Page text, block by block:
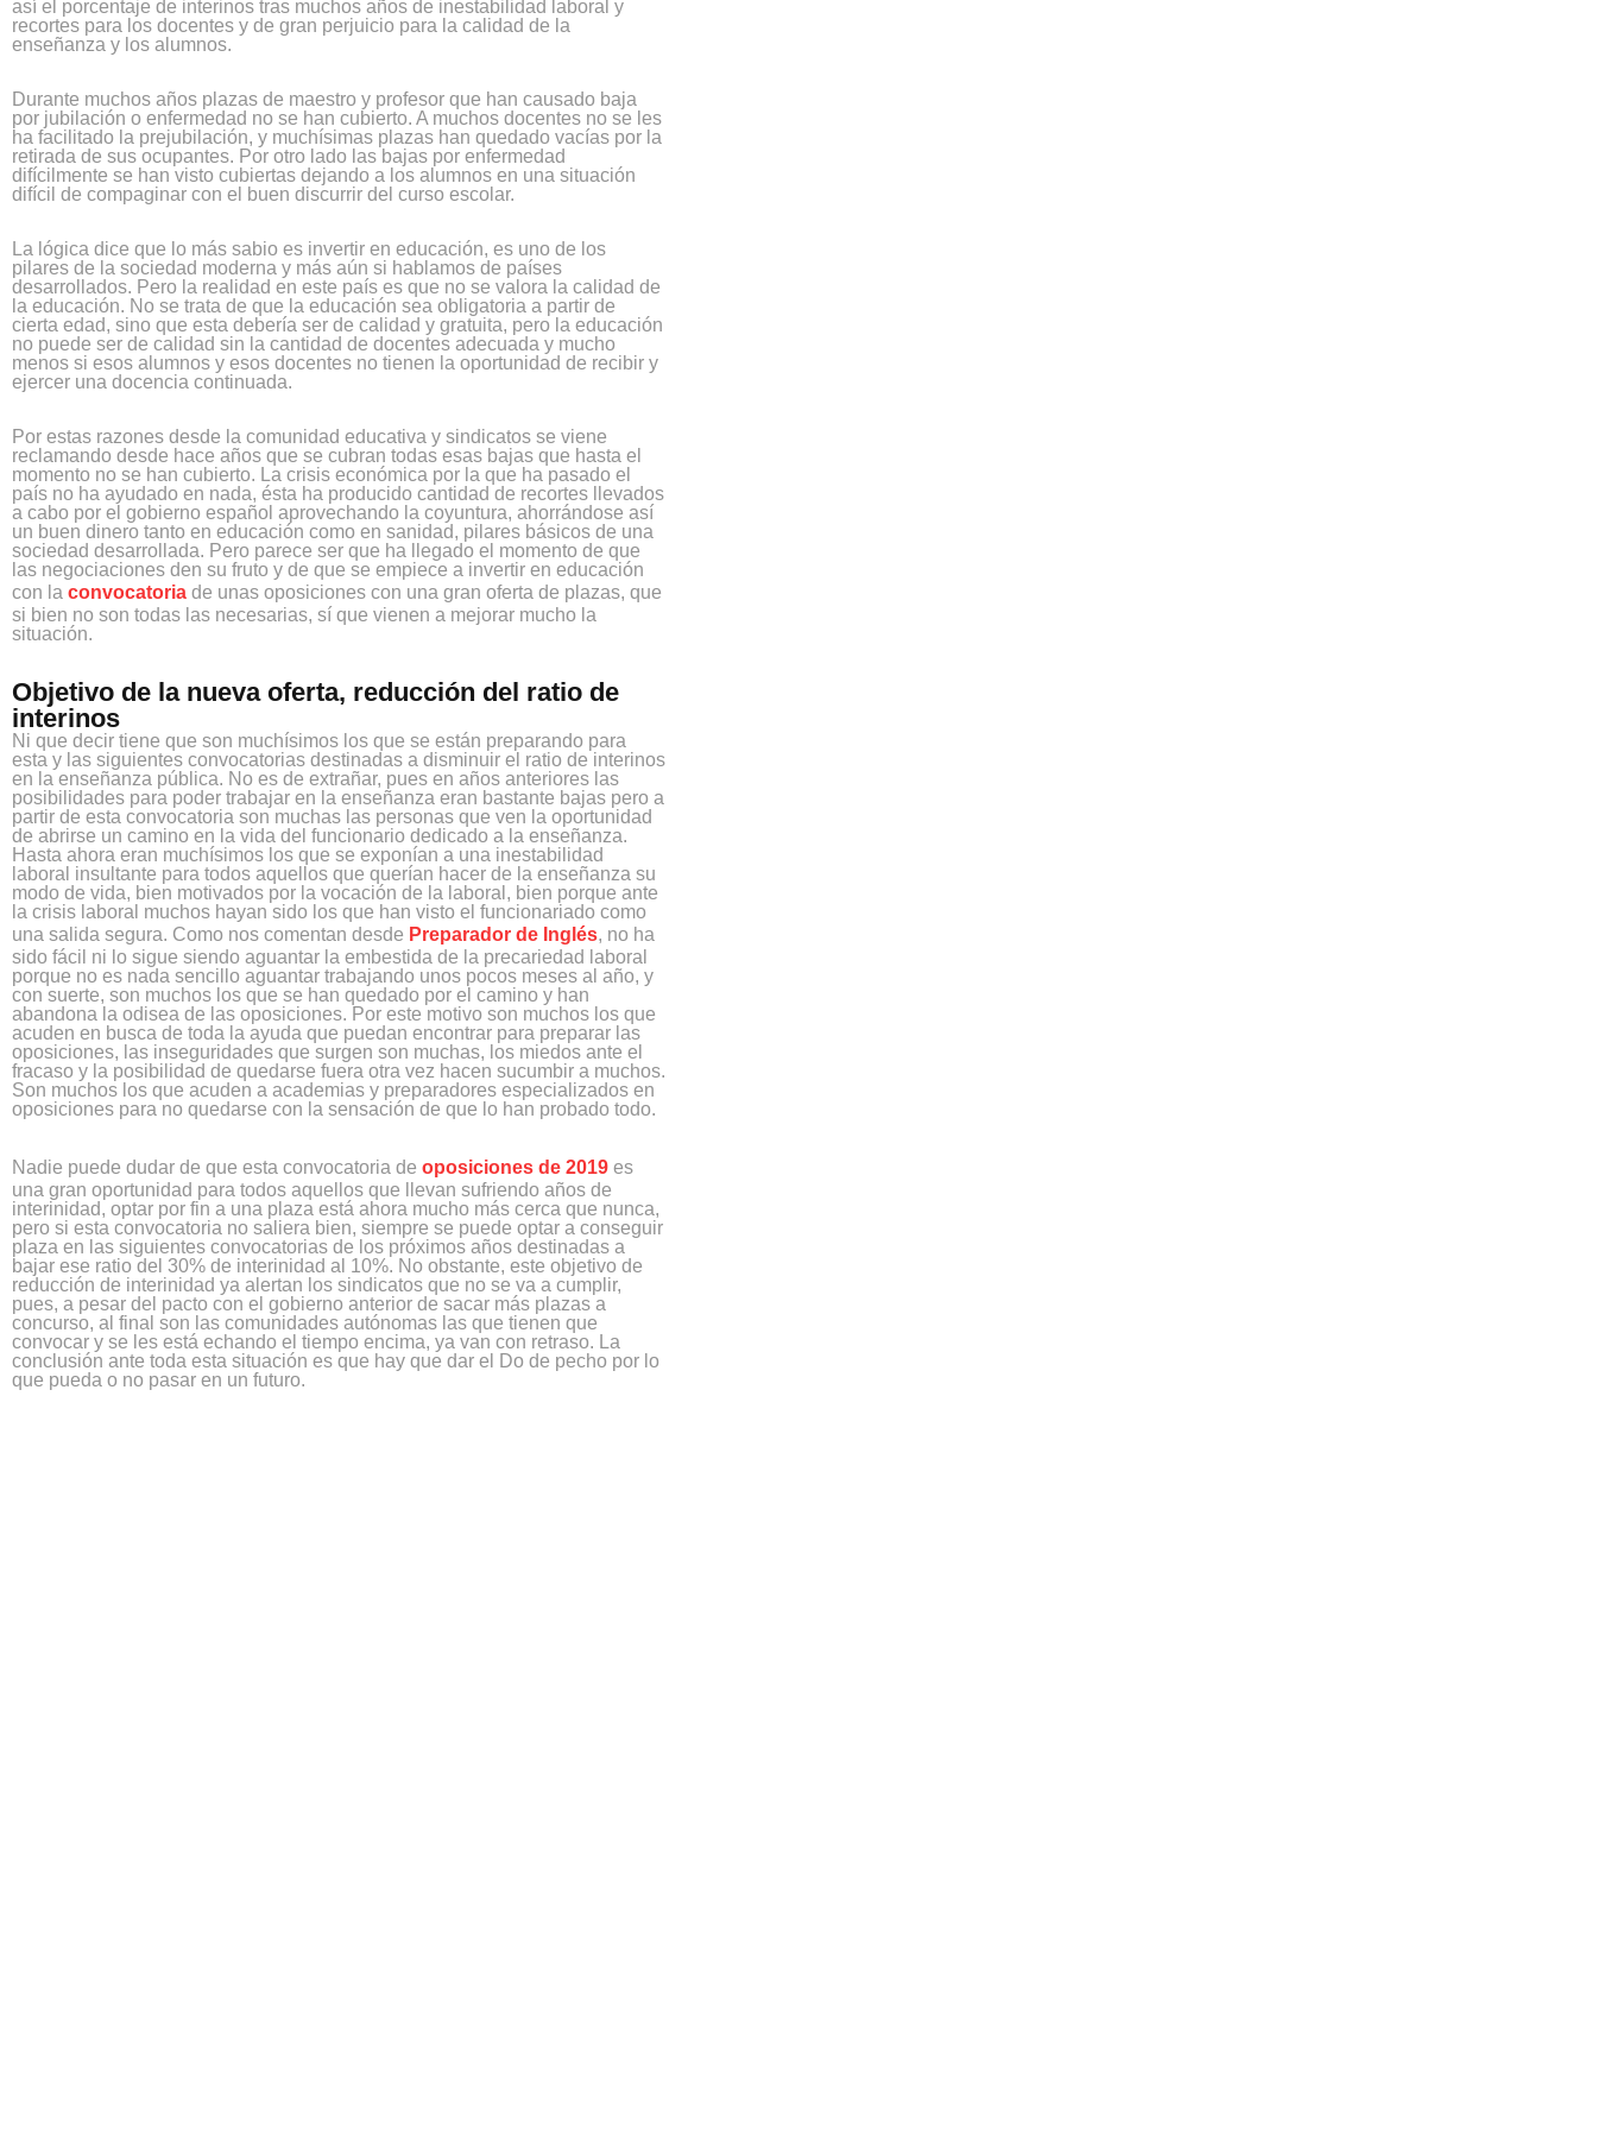
así el porcentaje de interinos tras muchos años de inestabilidad laboral y
recortes para los docentes y de gran perjuicio para la calidad de la
enseñanza y los alumnos.
Durante muchos años plazas de maestro y profesor que han causado baja
por jubilación o enfermedad no se han cubierto. A muchos docentes no se les
ha facilitado la prejubilación, y muchísimas plazas han quedado vacías por la
retirada de sus ocupantes. Por otro lado las bajas por enfermedad
difícilmente se han visto cubiertas dejando a los alumnos en una situación
difícil de compaginar con el buen discurrir del curso escolar.
La lógica dice que lo más sabio es invertir en educación, es uno de los
pilares de la sociedad moderna y más aún si hablamos de países
desarrollados. Pero la realidad en este país es que no se valora la calidad de
la educación. No se trata de que la educación sea obligatoria a partir de
cierta edad, sino que esta debería ser de calidad y gratuita, pero la educación
no puede ser de calidad sin la cantidad de docentes adecuada y mucho
menos si esos alumnos y esos docentes no tienen la oportunidad de recibir y
ejercer una docencia continuada.
Por estas razones desde la comunidad educativa y sindicatos se viene
reclamando desde hace años que se cubran todas esas bajas que hasta el
momento no se han cubierto. La crisis económica por la que ha pasado el
país no ha ayudado en nada, ésta ha producido cantidad de recortes llevados
a cabo por el gobierno español aprovechando la coyuntura, ahorrándose así
un buen dinero tanto en educación como en sanidad, pilares básicos de una
sociedad desarrollada. Pero parece ser que ha llegado el momento de que
las negociaciones den su fruto y de que se empiece a invertir en educación
con la convocatoria de unas oposiciones con una gran oferta de plazas, que
si bien no son todas las necesarias, sí que vienen a mejorar mucho la
situación.
Objetivo de la nueva oferta, reducción del ratio de
interinos
Ni que decir tiene que son muchísimos los que se están preparando para
esta y las siguientes convocatorias destinadas a disminuir el ratio de interinos
en la enseñanza pública. No es de extrañar, pues en años anteriores las
posibilidades para poder trabajar en la enseñanza eran bastante bajas pero a
partir de esta convocatoria son muchas las personas que ven la oportunidad
de abrirse un camino en la vida del funcionario dedicado a la enseñanza.
Hasta ahora eran muchísimos los que se exponían a una inestabilidad
laboral insultante para todos aquellos que querían hacer de la enseñanza su
modo de vida, bien motivados por la vocación de la laboral, bien porque ante
la crisis laboral muchos hayan sido los que han visto el funcionariado como
una salida segura. Como nos comentan desde Preparador de Inglés, no ha
sido fácil ni lo sigue siendo aguantar la embestida de la precariedad laboral
porque no es nada sencillo aguantar trabajando unos pocos meses al año, y
con suerte, son muchos los que se han quedado por el camino y han
abandona la odisea de las oposiciones. Por este motivo son muchos los que
acuden en busca de toda la ayuda que puedan encontrar para preparar las
oposiciones, las inseguridades que surgen son muchas, los miedos ante el
fracaso y la posibilidad de quedarse fuera otra vez hacen sucumbir a muchos.
Son muchos los que acuden a academias y preparadores especializados en
oposiciones para no quedarse con la sensación de que lo han probado todo.
Nadie puede dudar de que esta convocatoria de oposiciones de 2019 es
una gran oportunidad para todos aquellos que llevan sufriendo años de
interinidad, optar por fin a una plaza está ahora mucho más cerca que nunca,
pero si esta convocatoria no saliera bien, siempre se puede optar a conseguir
plaza en las siguientes convocatorias de los próximos años destinadas a
bajar ese ratio del 30% de interinidad al 10%. No obstante, este objetivo de
reducción de interinidad ya alertan los sindicatos que no se va a cumplir,
pues, a pesar del pacto con el gobierno anterior de sacar más plazas a
concurso, al final son las comunidades autónomas las que tienen que
convocar y se les está echando el tiempo encima, ya van con retraso. La
conclusión ante toda esta situación es que hay que dar el Do de pecho por lo
que pueda o no pasar en un futuro.